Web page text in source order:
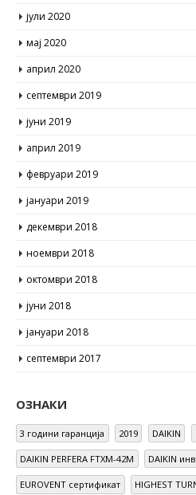
јули 2020
мај 2020
април 2020
септември 2019
јуни 2019
април 2019
февруари 2019
јануари 2019
декември 2018
ноември 2018
октомври 2018
јуни 2018
јануари 2018
септември 2017
ОЗНАКИ
3 години гаранција 2019 DAIKIN
DAIKIN PERFERA FTXM-42M DAIKIN
EUROVENT сертификат HIGHEST